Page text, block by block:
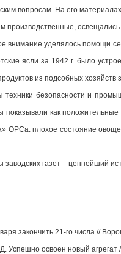
вопросам. На его
производственные, освещались
внимание уделялось помощи
ясли за 1942 г. было
из подсобных хозяйств
техники безопасности и
показывали как
ОРСа: плохое состояние
газет – ценнейший
закончить 21-го числа //
Успешно освоен новый